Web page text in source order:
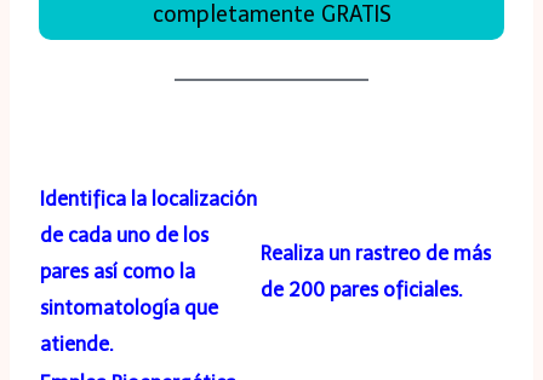
completamente GRATIS
Identifica la localización
de cada uno de los
pares así como la
sintomatología que
atiende.
Realiza un rastreo de más
de 200 pares oficiales.